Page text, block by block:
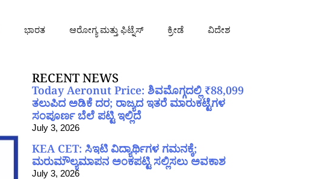
ಭಾರತ ಆರೋಗ್ಯ ಮತ್ತು ಫಿಟ್ನೆಸ್ ಕ್ರೀಡೆ ವಿದೇಶ
RECENT NEWS
Today Aeronut Price: ಶಿವಮೊಗ್ಗದಲ್ಲಿ ₹88,099
ತಲುಪಿದ ಅಡಿಕೆ ದರ; ರಾಜ್ಯದ ಇತರೆ ಮಾರುಕಟ್ಟೆಗಳ
ಸಂಪೂರ್ಣ ಬೆಲೆ ಪಟ್ಟಿ ಇಲ್ಲಿದೆ
July 3, 2026
KEA CET: ಸಿಇಟಿ ವಿದ್ಯಾರ್ಥಿಗಳ ಗಮನಕ್ಕೆ;
ಮರುಮೌಲ್ಯಮಾಪನ ಅಂಕಪಟ್ಟಿ ಸಲ್ಲಿಸಲು ಅವಕಾಶ
July 3, 2026